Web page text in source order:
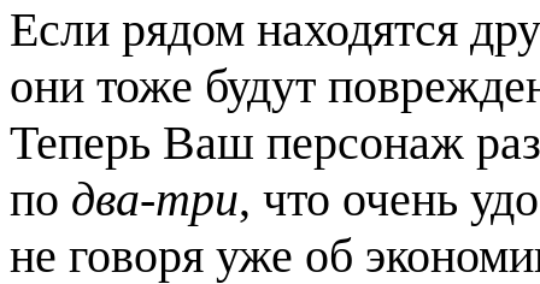
Если рядом находятся
они тоже будут
Теперь Ваш персонаж
по два-три, что очень
не говоря уже об